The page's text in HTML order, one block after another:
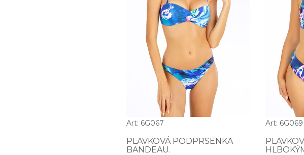
Art: 6G067
PLAVKOVÁ PODPRSENKA
BANDEAU.
Art: 6G069